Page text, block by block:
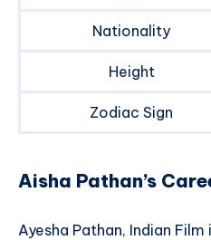
Nationality
Height
Zodiac Sign
Aisha Pathan’s
Ayesha Pathan, Indian Film